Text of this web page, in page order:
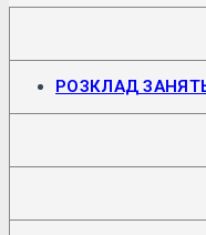
РОЗКЛАД